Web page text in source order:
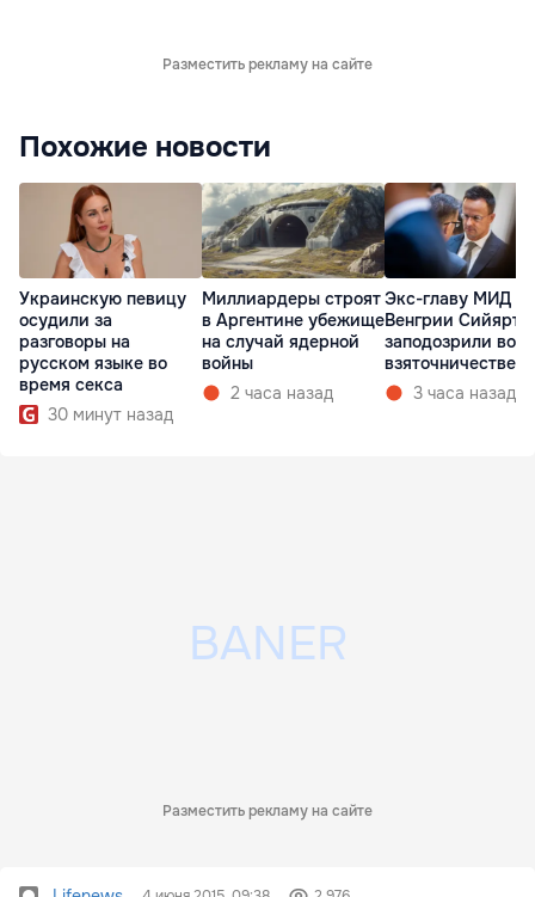
Разместить рекламу на сайте
Похожие новости
Украинскую певицу
осудили за
разговоры на
русском языке во
время секса
30 минут назад
Миллиардеры строят
в Аргентине убежище
на случай ядерной
войны
2 часа назад
Экс-главу МИД
Венгрии Сийярто
заподозрили во
взяточничестве
3 часа назад
Разместить рекламу на сайте